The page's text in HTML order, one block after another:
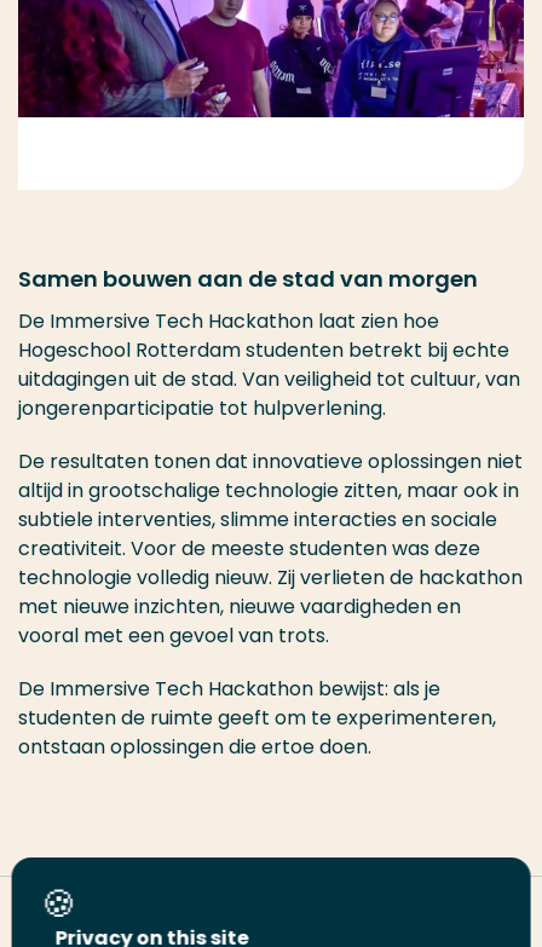
Samen bouwen aan de stad van morgen
De Immersive Tech Hackathon laat zien hoe
Hogeschool Rotterdam studenten betrekt bij echte
uitdagingen uit de stad. Van veiligheid tot cultuur, van
jongerenparticipatie tot hulpverlening.
De resultaten tonen dat innovatieve oplossingen niet
altijd in grootschalige technologie zitten, maar ook in
subtiele interventies, slimme interacties en sociale
creativiteit. Voor de meeste studenten was deze
technologie volledig nieuw. Zij verlieten de hackathon
met nieuwe inzichten, nieuwe vaardigheden en
vooral met een gevoel van trots.
De Immersive Tech Hackathon bewijst: als je
studenten de ruimte geeft om te experimenteren,
ontstaan oplossingen die ertoe doen.
Deel deze pagina
Privacy on this site